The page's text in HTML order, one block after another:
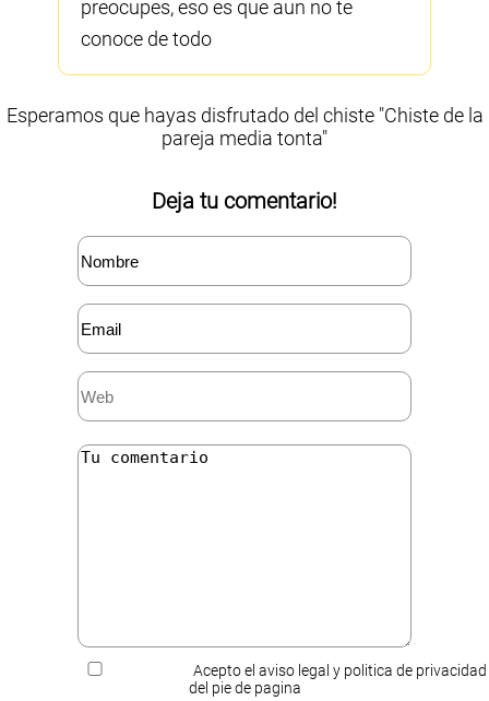
preocupes, eso es que aun no te
conoce de todo
Esperamos que hayas disfrutado del chiste "Chiste de la
pareja media tonta"
Deja tu comentario!
Acepto el aviso legal y politica de privacidad
del pie de pagina